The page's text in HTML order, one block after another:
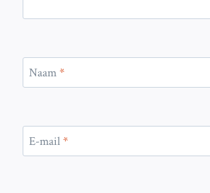
Naam*
E-mail*